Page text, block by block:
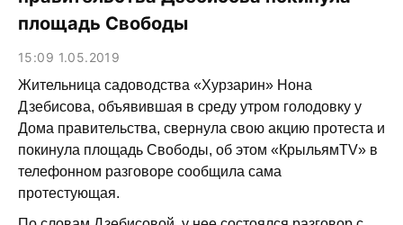
площадь Свободы
15:09 1.05.2019
Жительница садоводства «Хурзарин» Нона
Дзебисова, объявившая в среду утром голодовку у
Дома правительства, свернула свою акцию протеста и
покинула площадь Свободы, об этом «КрыльямTV» в
телефонном разговоре сообщила сама
протестующая.